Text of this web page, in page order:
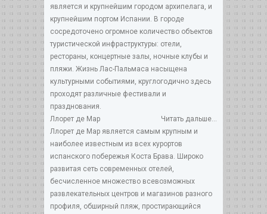
является и крупнейшим городом архипелага, и
крупнейшим портом Испании. В городе
сосредоточено огромное количество объектов
туристической инфраструктуры: отели,
рестораны, концертные залы, ночные клубы и
пляжи. Жизнь Лас-Пальмаса насыщена
культурными событиями, круглогодично здесь
проходят различные фестивали и
празднования.
Читать дальше...
Ллорет де Мар
Ллорет де Мар является самым крупным и
наиболее известным из всех курортов
испанского побережья Коста Брава. Широко
развитая сеть современных отелей,
бесчисленное множество всевозможных
развлекательных центров и магазинов разного
профиля, обширный пляж, простирающийся